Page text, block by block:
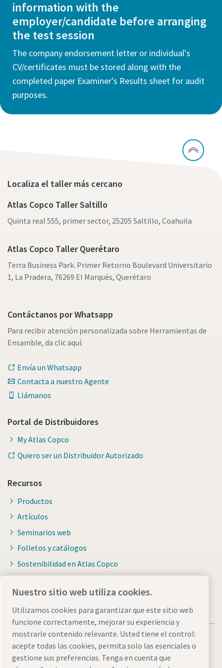
information with the
employer/candidate before arranging
the test session
The company endorsement letter or individual's
CV/certificates must be stored along with the
completed paper Examiner's Results sheet for audit
purposes.
Localiza el taller más cercano
Atlas Copco Taller Saltillo
Quinta real 555, primer sector, 25205 Saltillo, Coahuila
Atlas Copco Taller Querétaro
Terra Business Park. Primer Retorno Boulevard Universitario
1, La Pradera, 76269 El Marqués, Querétaro
Contáctanos por Whatsapp
Para recibir atención personalizada sobre Herramientas de
Ensamble, da clic aquí:
Envía un Whatsapp
Contacta a nuestro Agente
Llámanos
Portal de Distribuidores
My Atlas Copco
Quiero ser un Distribuidor Autorizado
Recursos
Productos
Artículos
Seminarios web
Folletos y catálogos
Sostenibilidad en Atlas Copco
Nuestro sitio web utiliza cookies.
Utilizamos cookies para garantizar que este sitio web
funcione correctamente, mejorar su experiencia y
mostrarle contenido relevante. Usted tiene el control:
acepte todas las cookies, permita solo las esenciales o
gestione sus preferencias. Tenga en cuenta que